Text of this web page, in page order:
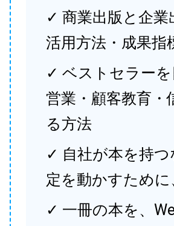
✓ 商業出版と企業
活用方法・成果
✓ ベストセラー
営業・顧客教育・
る方法
✓ 自社が本を持
定を動かすため
✓ 一冊の本を、